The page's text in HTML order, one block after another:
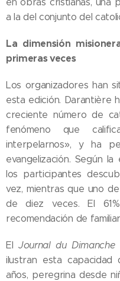
a la del conjunto del
La dimensión
primeras veces
Los organizadores han
esta edición. Darantière
creciente número de
fenómeno que
interpelarnos», y ha
evangelización. Según
los participantes
vez, mientras que uno
de diez veces. El
recomendación de
El Journal du Dimanche
ilustran esta capacidad
años, peregrina desde